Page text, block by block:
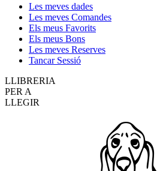
Les meves dades
Les meves Comandes
Els meus Favorits
Els meus Bons
Les meves Reserves
Tancar Sessió
LLIBRERIA
PER A
LLEGIR